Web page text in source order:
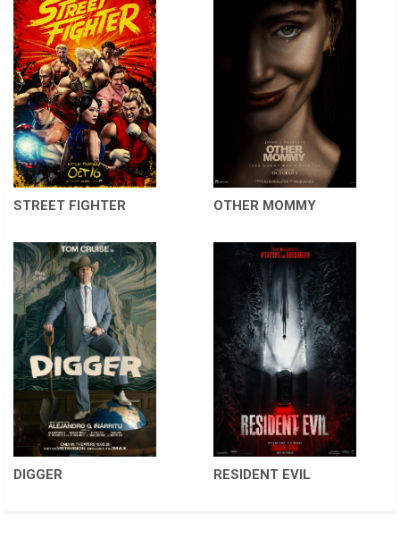
STREET FIGHTER OTHER MOMMY
DIGGER RESIDENT EVIL